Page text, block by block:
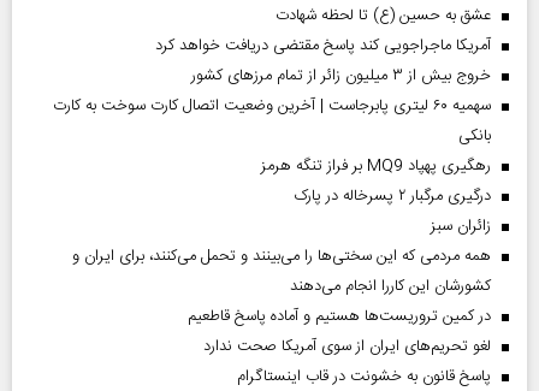
عشق به حسین (ع) تا لحظه شهادت
آمریکا ماجراجویی کند پاسخ مقتضی دریافت خواهد کرد
خروج بیش از ۳ میلیون زائر از تمام مرز‌های کشور
سهمیه ۶۰ لیتری پابرجاست | آخرین وضعیت اتصال کارت سوخت به کارت
بانکی
رهگیری پهپاد MQ9 بر فراز تنگه هرمز
درگیری مرگبار ۲ پسرخاله در پارک
‌زائران سبز
همه مردمی که این سختی‌ها را می‌بینند و تحمل می‌کنند، برای ایران و
کشورشان این کاررا انجام می‌دهند
در کمین تروریست‌ها هستیم و آماده پاسخ قاطعیم
لغو تحریم‌های ایران از سوی آمریکا صحت ندارد
پاسخ قانون به خشونت در قاب اینستاگرام